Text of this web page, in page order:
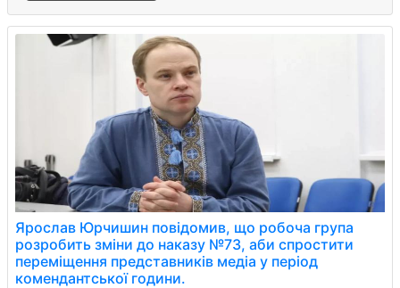
Ярослав Юрчишин повідомив, що робоча група
розробить зміни до наказу №73, аби спростити
переміщення представників медіа у період
комендантської години.